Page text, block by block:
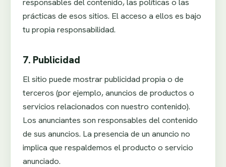
prácticas de esos sitios. El acceso a ellos es bajo
tu propia responsabilidad.
7. Publicidad
El sitio puede mostrar publicidad propia o de
terceros (por ejemplo, anuncios de productos o
servicios relacionados con nuestro contenido).
Los anunciantes son responsables del contenido
de sus anuncios. La presencia de un anuncio no
implica que respaldemos el producto o servicio
anunciado.